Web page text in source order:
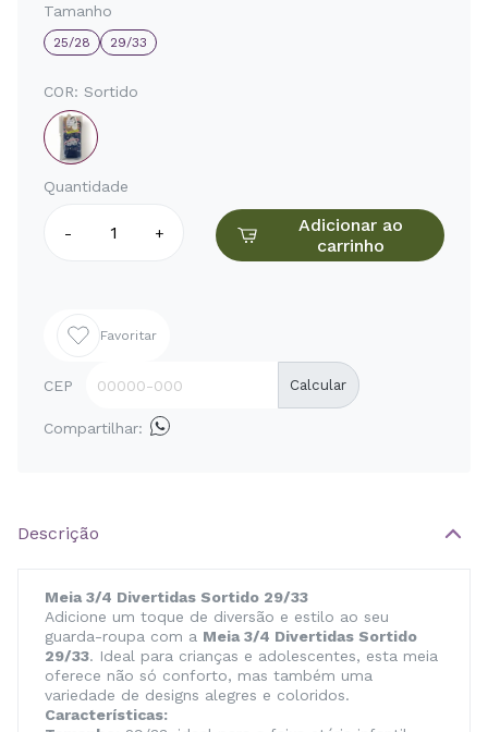
Tamanho
25/28 29/33
COR: Sortido
Quantidade
- +
Adicionar ao
carrinho
Favoritar
CEP Calcular
Compartilhar:
Descrição
Meia 3/4 Divertidas Sortido 29/33
Adicione um toque de diversão e estilo ao seu
guarda-roupa com a Meia 3/4 Divertidas Sortido
29/33. Ideal para crianças e adolescentes, esta meia
oferece não só conforto, mas também uma
variedade de designs alegres e coloridos.
Características: